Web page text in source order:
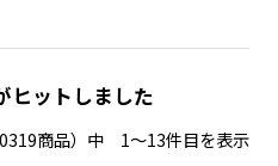
ヒットしました
商品）中 1～13件目を表示